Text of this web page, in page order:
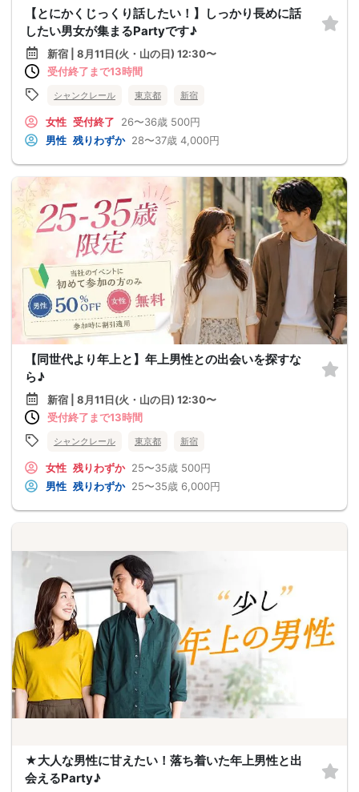
【とにかくじっくり話したい！】しっかり長めに話
したい男女が集まるPartyです♪
新宿 | 8月11日(火・山の日) 12:30〜
受付終了まで13時間
シャンクレール 東京都 新宿
女性 受付終了 26〜36歳 500円
男性 残りわずか 28〜37歳 4,000円
【同世代より年上と】年上男性との出会いを探すな
ら♪
新宿 | 8月11日(火・山の日) 12:30〜
受付終了まで13時間
シャンクレール 東京都 新宿
女性 残りわずか 25〜35歳 500円
男性 残りわずか 25〜35歳 6,000円
★大人な男性に甘えたい！落ち着いた年上男性と出
会えるParty♪